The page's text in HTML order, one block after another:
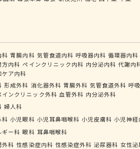
科 胃腸内科 気管食道内科 呼吸器内科 循環器内科
方内科 ペインクリニック内科 内分泌内科 代謝内
ケア内科
形成外科 消化器外科 胃腸外科 気管食道外科 呼
インクリニック外科 血管外科 内分泌外科
婦人科
科 小児眼科 小児耳鼻咽喉科 小児皮膚科 小児神経
ギー科 眼科 耳鼻咽喉科
外科 性感染症内科 性感染症外科 泌尿器科 女性